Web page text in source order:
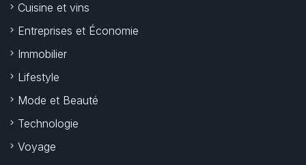
Cuisine et vins
Entreprises et Économie
Immobilier
Lifestyle
Mode et Beauté
Technologie
Voyage